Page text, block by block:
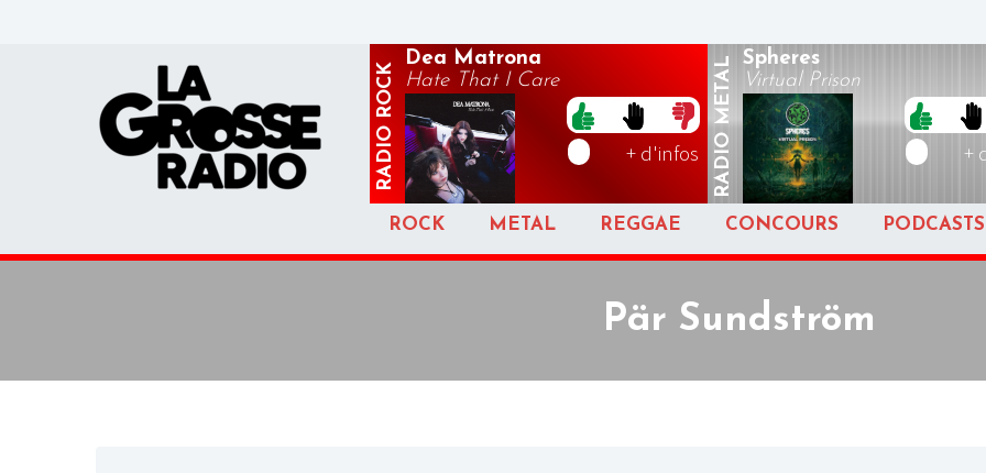
RADIO
ROCK
Dea Matrona
Hate That I Care
+ d'infos RADIO
METAL Spheres
Virtual Prison
+
ROCK METAL REGGAE CONCOURS PODCASTS
Pär Sundström